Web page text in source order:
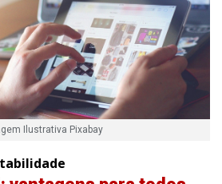
Ilustrativa Pixabay